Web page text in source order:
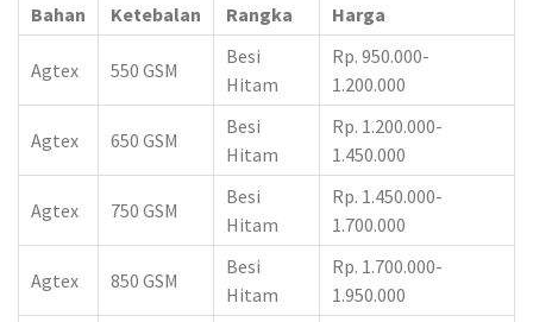
Bahan Ketebalan Rangka Harga
Agtex 550 GSM
Besi
Hitam
Rp. 950.000-
1.200.000
Agtex 650 GSM
Besi
Hitam
Rp. 1.200.000-
1.450.000
Agtex 750 GSM
Besi
Hitam
Rp. 1.450.000-
1.700.000
Agtex 850 GSM
Besi
Hitam
Rp. 1.700.000-
1.950.000